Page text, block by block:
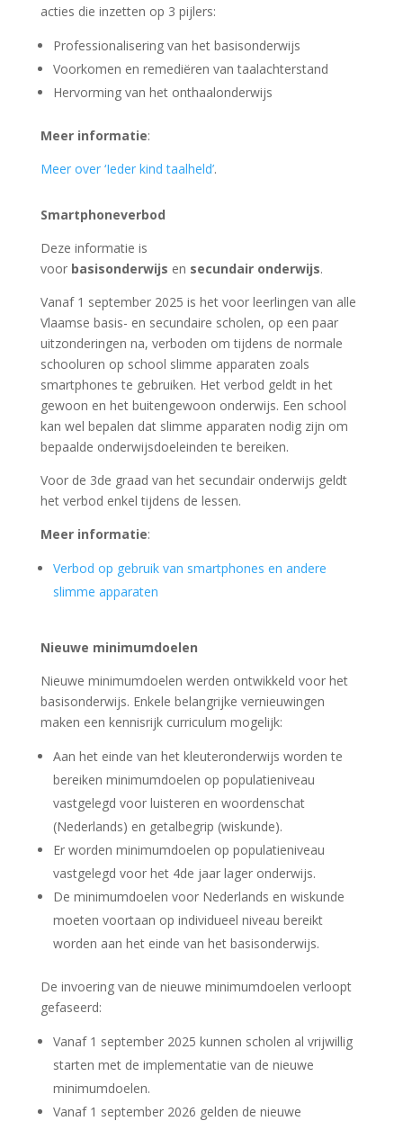
acties die inzetten op 3 pijlers:
Professionalisering van het basisonderwijs
Voorkomen en remediëren van taalachterstand
Hervorming van het onthaalonderwijs
Meer informatie:
Meer over ‘Ieder kind taalheld’.
Smartphoneverbod
Deze informatie is
voor basisonderwijs en secundair onderwijs.
Vanaf 1 september 2025 is het voor leerlingen van alle
Vlaamse basis- en secundaire scholen, op een paar
uitzonderingen na, verboden om tijdens de normale
schooluren op school slimme apparaten zoals
smartphones te gebruiken. Het verbod geldt in het
gewoon en het buitengewoon onderwijs. Een school
kan wel bepalen dat slimme apparaten nodig zijn om
bepaalde onderwijsdoeleinden te bereiken.
Voor de 3de graad van het secundair onderwijs geldt
het verbod enkel tijdens de lessen.
Meer informatie:
Verbod op gebruik van smartphones en andere
slimme apparaten
Nieuwe minimumdoelen
Nieuwe minimumdoelen werden ontwikkeld voor het
basisonderwijs. Enkele belangrijke vernieuwingen
maken een kennisrijk curriculum mogelijk:
Aan het einde van het kleuteronderwijs worden te
bereiken minimumdoelen op populatieniveau
vastgelegd voor luisteren en woordenschat
(Nederlands) en getalbegrip (wiskunde).
Er worden minimumdoelen op populatieniveau
vastgelegd voor het 4de jaar lager onderwijs.
De minimumdoelen voor Nederlands en wiskunde
moeten voortaan op individueel niveau bereikt
worden aan het einde van het basisonderwijs.
De invoering van de nieuwe minimumdoelen verloopt
gefaseerd:
Vanaf 1 september 2025 kunnen scholen al vrijwillig
starten met de implementatie van de nieuwe
minimumdoelen.
Vanaf 1 september 2026 gelden de nieuwe